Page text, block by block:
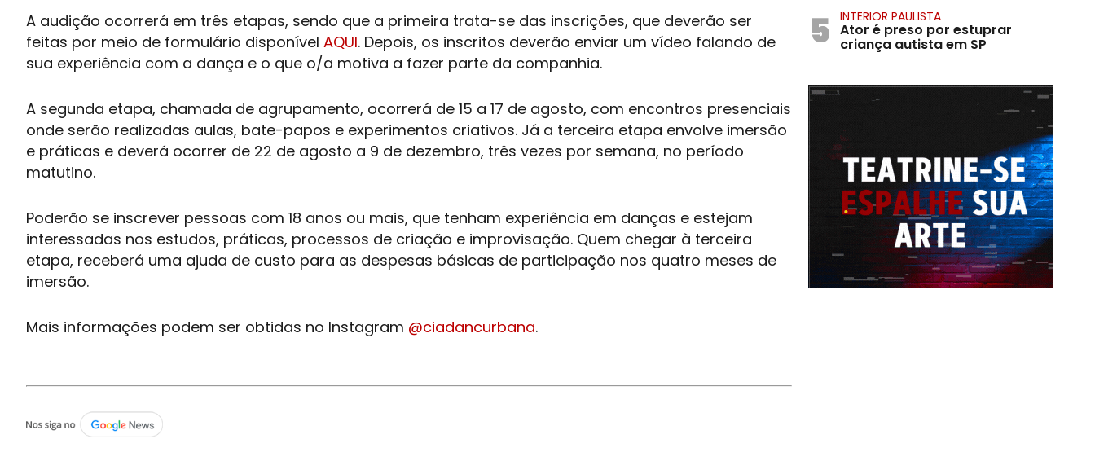
A audição ocorrerá em três etapas, sendo que a primeira trata-se das inscrições, que deverão ser
feitas por meio de formulário disponível AQUI. Depois, os inscritos deverão enviar um vídeo falando de
sua experiência com a dança e o que o/a motiva a fazer parte da companhia.
A segunda etapa, chamada de agrupamento, ocorrerá de 15 a 17 de agosto, com encontros presenciais
onde serão realizadas aulas, bate-papos e experimentos criativos. Já a terceira etapa envolve imersão
e práticas e deverá ocorrer de 22 de agosto a 9 de dezembro, três vezes por semana, no período
matutino.
Poderão se inscrever pessoas com 18 anos ou mais, que tenham experiência em danças e estejam
interessadas nos estudos, práticas, processos de criação e improvisação. Quem chegar à terceira
etapa, receberá uma ajuda de custo para as despesas básicas de participação nos quatro meses de
imersão.
Mais informações podem ser obtidas no Instagram @ciadancurbana.
5 INTERIOR PAULISTA
Ator é preso por estuprar
criança autista em SP